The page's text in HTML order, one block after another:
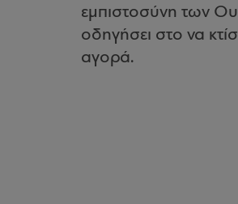
εμπιστοσύνη των
οδηγήσει στο να
αγορά.